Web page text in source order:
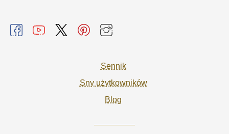
Sennik
Sny użytkowników
Blog